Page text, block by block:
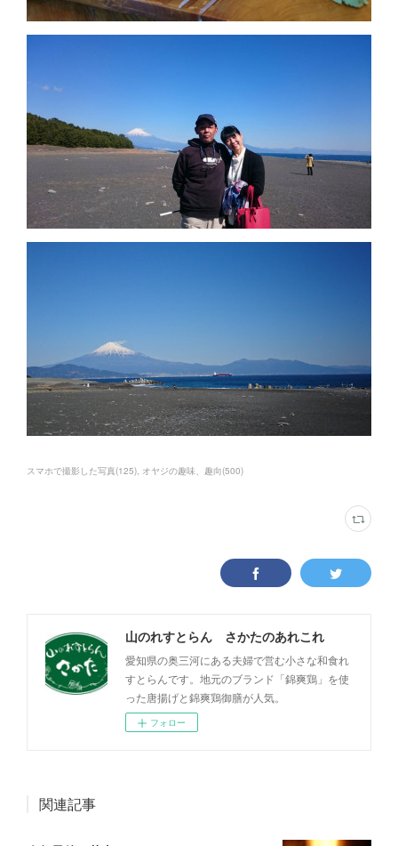
スマホで撮影した写真(125) オヤジの趣味、趣向(500)
山のれすとらん さかたのあれこれ
愛知県の奥三河にある夫婦で営む小さな和食れ
すとらんです。地元のブランド「錦爽鶏」を使
った唐揚げと錦爽鶏御膳が人気。
フォロー
関連記事